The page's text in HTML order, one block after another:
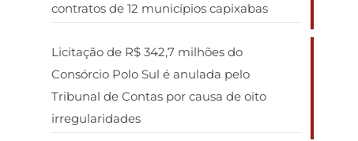
contratos de 12 municípios capixabas
Licitação de R$ 342,7 milhões do
Consórcio Polo Sul é anulada pelo
Tribunal de Contas por causa de oito
irregularidades